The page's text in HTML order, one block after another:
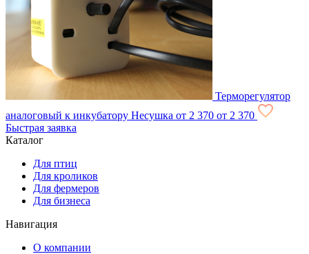
Терморегулятор
аналоговый к инкубатору Несушка от 2 370 от 2 370
Быстрая заявка
Каталог
Для птиц
Для кроликов
Для фермеров
Для бизнеса
Навигация
О компании